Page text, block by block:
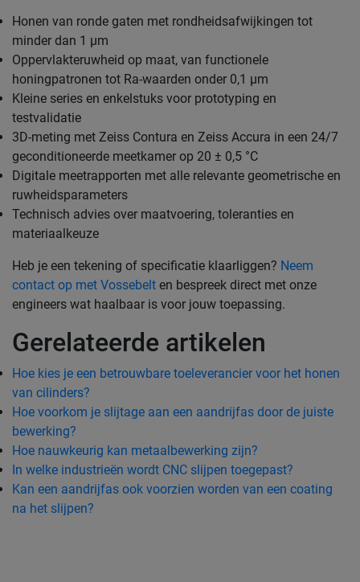
Honen van ronde gaten met rondheidsafwijkingen tot
minder dan 1 µm
Oppervlakteruwheid op maat, van functionele
honingpatronen tot Ra-waarden onder 0,1 µm
Kleine series en enkelstuks voor prototyping en
testvalidatie
3D-meting met Zeiss Contura en Zeiss Accura in een 24/7
geconditioneerde meetkamer op 20 ± 0,5 °C
Digitale meetrapporten met alle relevante geometrische en
ruwheidsparameters
Technisch advies over maatvoering, toleranties en
materiaalkeuze
Heb je een tekening of specificatie klaarliggen? Neem
contact op met Vossebelt en bespreek direct met onze
engineers wat haalbaar is voor jouw toepassing.
Gerelateerde artikelen
Hoe kies je een betrouwbare toeleverancier voor het honen
van cilinders?
Hoe voorkom je slijtage aan een aandrijfas door de juiste
bewerking?
Hoe nauwkeurig kan metaalbewerking zijn?
In welke industrieën wordt CNC slijpen toegepast?
Kan een aandrijfas ook voorzien worden van een coating
na het slijpen?